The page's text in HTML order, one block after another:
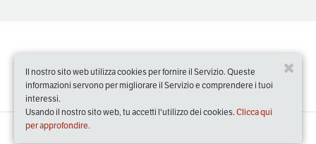
Il nostro sito web utilizza cookies per fornire il Servizio. Queste
informazioni servono per migliorare il Servizio e comprendere i tuoi
interessi.
Usando il nostro sito web, tu accetti l'utilizzo dei cookies. Clicca qui
per approfondire.